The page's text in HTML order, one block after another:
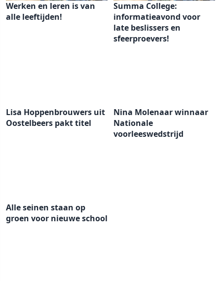
Werken en leren is van
alle leeftijden!
Summa College:
informatieavond voor
late beslissers en
sfeerproevers!
Lisa Hoppenbrouwers uit
Oostelbeers pakt titel
Nina Molenaar winnaar
Nationale
voorleeswedstrijd
Alle seinen staan op
groen voor nieuwe school